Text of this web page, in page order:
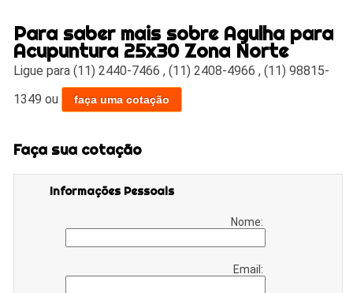
Para saber mais sobre Agulha para
Acupuntura 25x30 Zona Norte
Ligue para(11) 2440-7466 ,(11) 2408-4966 ,(11) 98815-
1349 ou faça uma cotação
Faça sua cotação
Informações Pessoais
Nome:
Email: